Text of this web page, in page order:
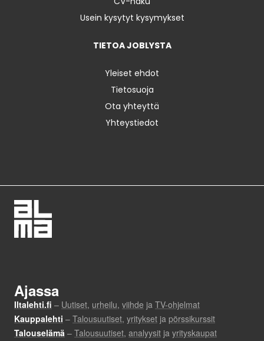
Usein kysytyt kysymykset
TIETOA JOBLYSTA
Yleiset ehdot
Tietosuoja
Ota yhteyttä
Yhteystiedot